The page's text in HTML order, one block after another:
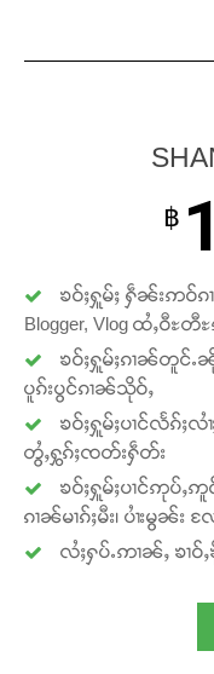
฿
ၶဝ်ႈႁူမ်ႈ ႁဵၼ်းဢဝ်ၵ
Blogger, Vlog ထႆႇဝီ
ၶဝ်ႈႁူမ်ႈၵၢၼ်တူင်ႉ
ပူၵ်းပွင်ၵၢၼ်သိုဝ်ႇ
ၶဝ်ႈႁူမ်ႈပၢင်လႅၵ်ႈ
တွႆႇႁွၵ်ႈၸတ်းႁဵတ်း
ၶဝ်ႈႁူမ်ႈပၢင်ဢုပ်ႇဢူ
ၵၢၼ်မၢၵ်ႈမီး၊ ပၢႆးမွၼ်း
လႆႈႁပ်ႉဢၢၼ်ႇ ၶၢ